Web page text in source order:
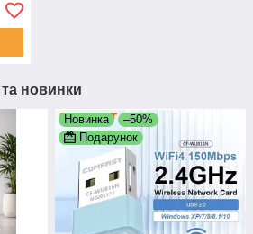
та новинки
Новинка
–50%
Подарунок